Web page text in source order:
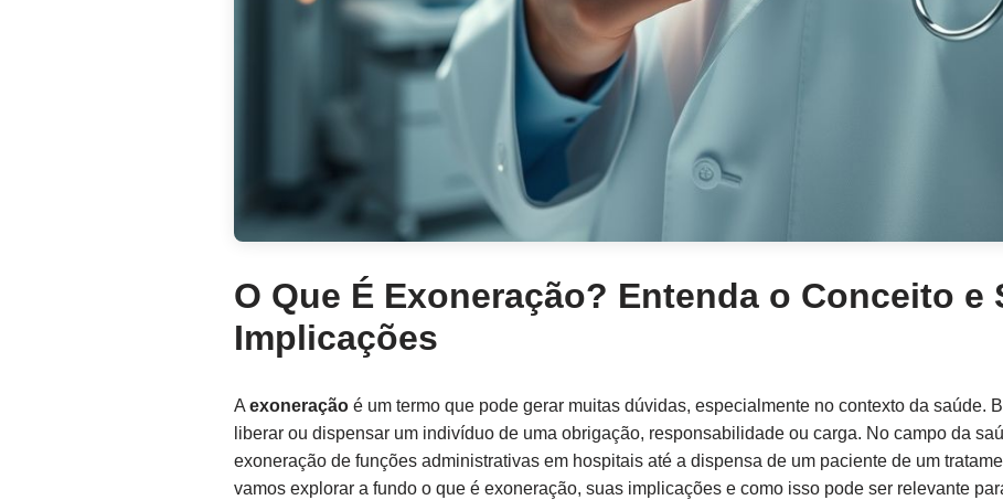
O Que É Exoneração? Entenda o Conceito e
Implicações
A exoneração é um termo que pode gerar muitas dúvidas, especialmente no contexto da saúde.
liberar ou dispensar um indivíduo de uma obrigação, responsabilidade ou carga. No campo da
exoneração de funções administrativas em hospitais até a dispensa de um paciente de um
vamos explorar a fundo o que é exoneração, suas implicações e como isso pode ser relevante